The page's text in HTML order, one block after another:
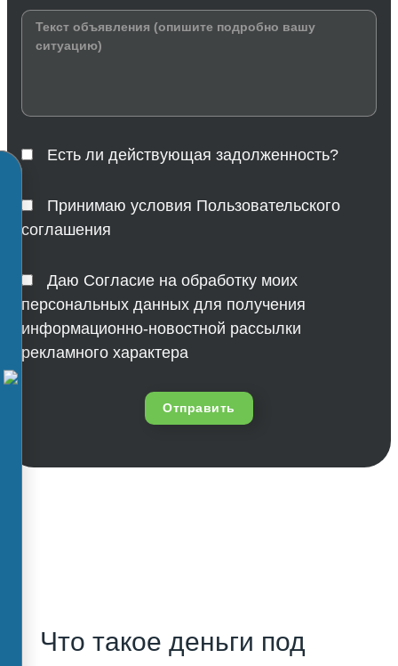
Есть ли действующая задолженность?
Принимаю условия Пользовательского
соглашения
Даю Согласие на обработку моих
персональных данных для получения
информационно-новостной рассылки
рекламного характера
Отправить
Что такое деньги под